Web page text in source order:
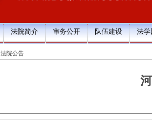
法院简介 审务公开 队伍建设 法学
法院公告